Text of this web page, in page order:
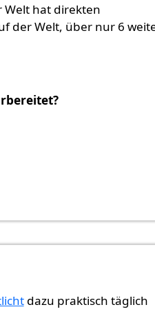
Welt hat direkten
der Welt, über nur 6
dazu praktisch täglich